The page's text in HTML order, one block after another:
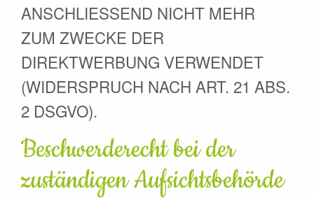
ANSCHLIESSEND NICHT MEHR
ZUM ZWECKE DER
DIREKTWERBUNG VERWENDET
(WIDERSPRUCH NACH ART. 21 ABS.
2 DSGVO).
Beschwerde­recht bei der
zuständigen Aufsichts­behörde